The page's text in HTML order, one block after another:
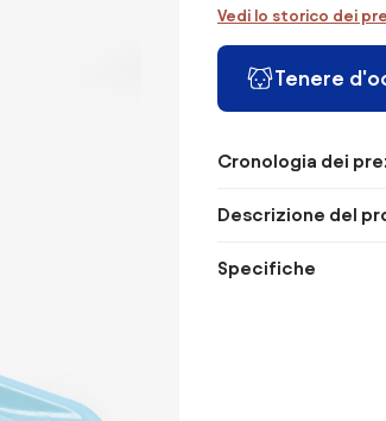
Vedi lo storico dei
Tenere
Cronologia dei
Descrizione del
Specifiche